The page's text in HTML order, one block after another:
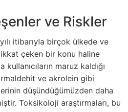
ve Riskler
itibarıyla birçok ülkede ve
çeken bir konu haline
maruz kaldığı
ve akrolein gibi
düşündüğümüzden daha
Toksikoloji araştırmaları, bu